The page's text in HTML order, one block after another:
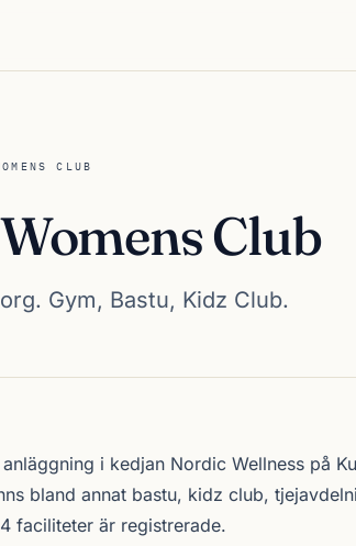
CLUB
Club
Gym, Bastu, Kidz Club.
i kedjan Nordic Wellness på
bland annat bastu, kidz club,
faciliteter är registrerade.